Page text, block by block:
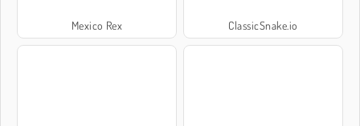
Mexico Rex ClassicSnake.io